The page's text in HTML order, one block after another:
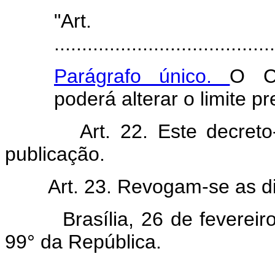
Parágrafo único. O
poderá alterar o limite
Art. 22. Este
publicação.
Art. 23. Revogam-se as
Brasília, 26 de fevereiro
99° da República.